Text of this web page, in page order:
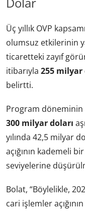
Üç yıllık OVP
olumsuz etkilerinin
ticaretteki zayıf
itibarıyla 255 milyar
belirtti.
Program döneminin
300 milyar doları
yılında 42,5 milyar
açığının kademeli
seviyelerine
Bolat, “Böylelikle,
cari işlemler